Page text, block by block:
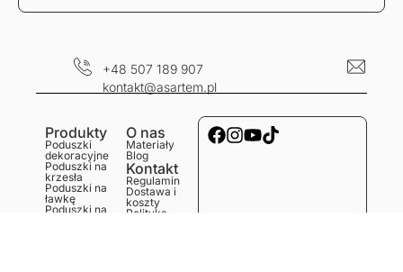
+48 507 189 907
kontakt@asartem.pl
Produkty
Poduszki
dekoracyjne
Poduszki na
krzesła
Poduszki na
ławkę
Poduszki na
O nas
Materiały
Blog
Kontakt
Regulamin
Dostawa i
koszty
Polityka